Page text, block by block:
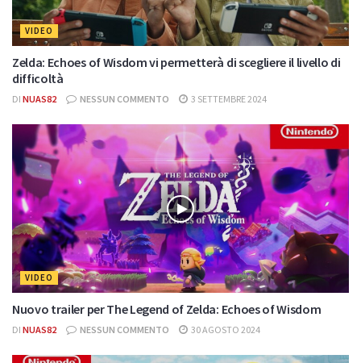
VIDEO
Zelda: Echoes of Wisdom vi permetterà di scegliere il livello di
difficoltà
DI NUAS82 NESSUN COMMENTO 3 SETTEMBRE 2024
VIDEO
Nuovo trailer per The Legend of Zelda: Echoes of Wisdom
DI NUAS82 NESSUN COMMENTO 30 AGOSTO 2024